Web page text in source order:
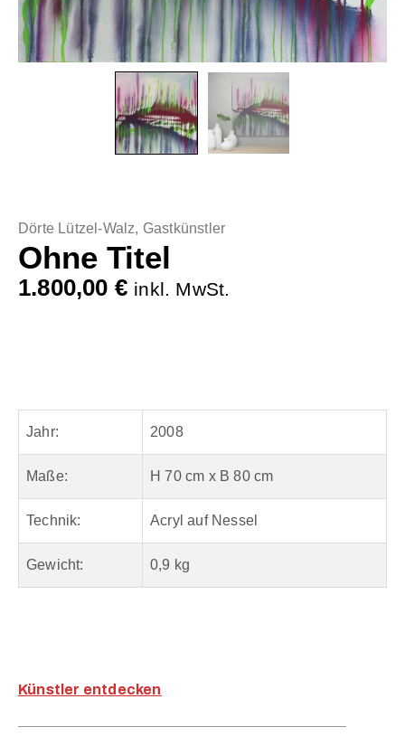
Dörte Lützel-Walz, Gastkünstler
Ohne Titel
1.800,00 € inkl. MwSt.
Jahr: 2008
Maße: H 70 cm x B 80 cm
Technik: Acryl auf Nessel
Gewicht: 0,9 kg
Künstler entdecken